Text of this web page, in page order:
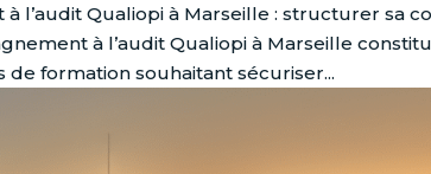
l’audit Qualiopi à Marseille : structurer sa
à l’audit Qualiopi à Marseille
formation souhaitant sécuriser...